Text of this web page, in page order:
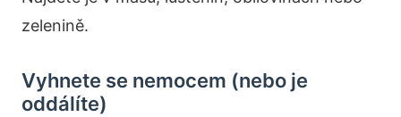
zelenině.
Vyhnete se nemocem (nebo je
oddálíte)